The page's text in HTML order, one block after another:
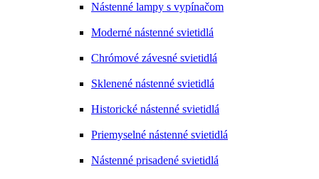
Nástenné lampy s vypínačom
Moderné nástenné svietidlá
Chrómové závesné svietidlá
Sklenené nástenné svietidlá
Historické nástenné svietidlá
Priemyselné nástenné svietidlá
Nástenné prisadené svietidlá